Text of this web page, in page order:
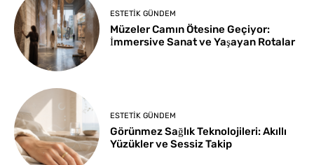
ESTETIK GÜNDEM
Müzeler Camın Ötesine Geçiyor:
İmmersive Sanat ve Yaşayan Rotalar
ESTETIK GÜNDEM
Görünmez Sağlık Teknolojileri: Akıllı
Yüzükler ve Sessiz Takip